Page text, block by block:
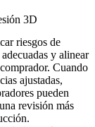
3D
riesgos de
y alinear
Cuando
ajustadas,
pueden
revisión más